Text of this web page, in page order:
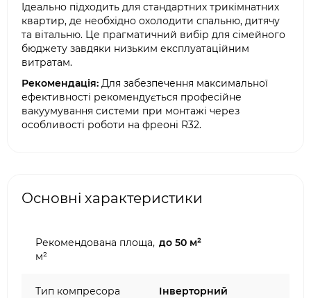
Ідеально підходить для стандартних трикімнатних
квартир, де необхідно охолодити спальню, дитячу
та вітальню. Це прагматичний вибір для сімейного
бюджету завдяки низьким експлуатаційним
витратам.
Рекомендація: Для забезпечення максимальної
ефективності рекомендується професійне
вакуумування системи при монтажі через
особливості роботи на фреоні R32.
Основні характеристики
Рекомендована площа,
м²
до 50 м²
Тип компресора Інверторний